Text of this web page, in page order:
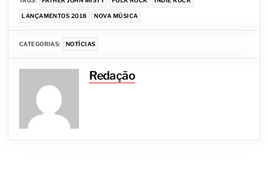
LANÇAMENTOS 2018 NOVA MÚSICA
CATEGORIAS: NOTÍCIAS
Redação